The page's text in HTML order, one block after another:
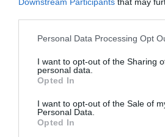
Please note that this website/app
not limited to your visit or usage
grant or deny consent to Google and
use your data for below specified
consent section.
Personal Data Processing Opt
I want to opt-out of the Sharing
personal data.
Opted In
I want to opt-out of the Sale of
Personal Data.
Opted In
mai o suprataxă temporară de
dintre Europa și Turcia pentru
la 1 aprilie încoace.Turkish
pentru a-și păstra lichiditățile,
spune că scumpirile aplicate
Atlantica introdus și ea
dacă tendința prețurilor